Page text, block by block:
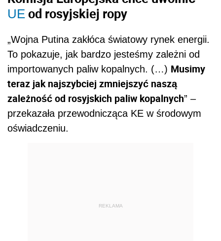
UE od rosyjskiej ropy
„Wojna Putina zakłóca światowy rynek energii.
To pokazuje, jak bardzo jesteśmy zależni od
importowanych paliw kopalnych. (…) Musimy
teraz jak najszybciej zmniejszyć naszą
zależność od rosyjskich paliw kopalnych” –
przekazała przewodnicząca KE w środowym
oświadczeniu.
REKLAMA